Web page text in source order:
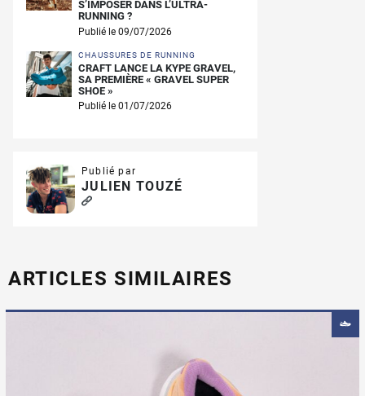
S’IMPOSER DANS L’ULTRA-
RUNNING ?
Publié le 09/07/2026
CHAUSSURES DE RUNNING
CRAFT LANCE LA KYPE GRAVEL,
SA PREMIÈRE « GRAVEL SUPER
SHOE »
Publié le 01/07/2026
Publié par
JULIEN TOUZÉ
ARTICLES SIMILAIRES